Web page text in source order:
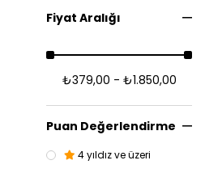
Trains
Pandas
Monsters
Cars
Bugs
Fiyat Aralığı
₺379,00 - ₺1.850,00
Puan Değerlendirme
4 yıldız ve üzeri